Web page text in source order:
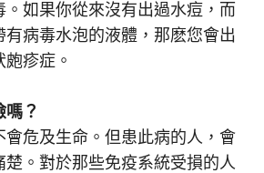
。如果你從來沒有出過水痘，而
有病毒水泡的液體，那麽您會出
疹症。
嗎？
會危及生命。但患此病的人，會
楚。對於那些免疫系統受損的人